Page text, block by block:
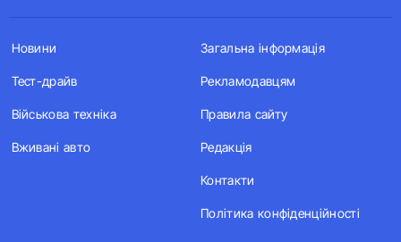
Новини
Тест-драйв
Військова техніка
Вживані авто
Загальна інформація
Рекламодавцям
Правила сайту
Редакція
Контакти
Політика конфіденційності